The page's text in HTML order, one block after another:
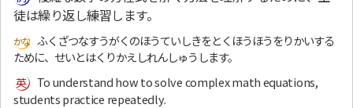
徒は繰り返し練習します。
ふくざつなすうがくのほうていしきをとくほうほうをりかいする
ために、せいとはくりかえしれんしゅうします。
To understand how to solve complex math equations,
students practice repeatedly.